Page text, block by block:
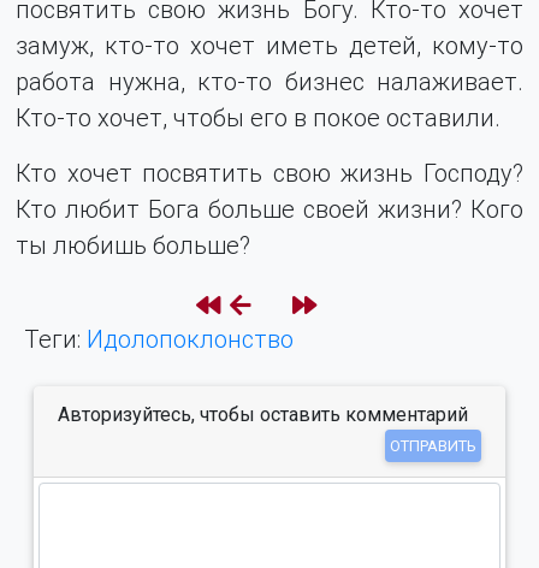
посвятить свою жизнь Богу. Кто-то хочет
замуж, кто-то хочет иметь детей, кому-то
работа нужна, кто-то бизнес налаживает.
Кто-то хочет, чтобы его в покое оставили.
Кто хочет посвятить свою жизнь Господу?
Кто любит Бога больше своей жизни? Кого
ты любишь больше?
Теги: Идолопоклонство
Авторизуйтесь, чтобы оставить комментарий
ОТПРАВИТЬ